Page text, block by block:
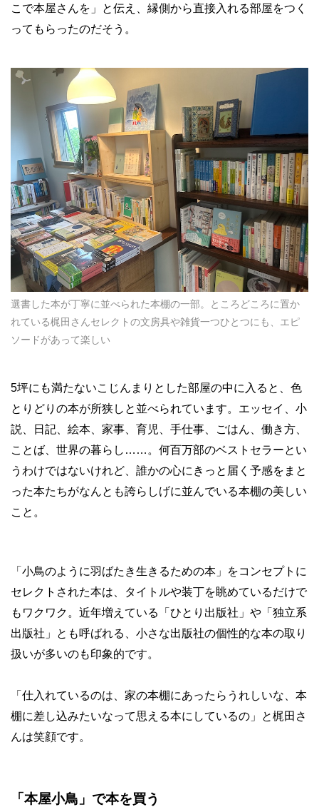
こで本屋さんを」と伝え、縁側から直接入れる部屋をつく
ってもらったのだそう。
選書した本が丁寧に並べられた本棚の一部。ところどころに置か
れている梶田さんセレクトの文房具や雑貨一つひとつにも、エピ
ソードがあって楽しい
5坪にも満たないこじんまりとした部屋の中に入ると、色
とりどりの本が所狭しと並べられています。エッセイ、小
説、日記、絵本、家事、育児、手仕事、ごはん、働き方、
ことば、世界の暮らし……。何百万部のベストセラーとい
うわけではないけれど、誰かの心にきっと届く予感をまと
った本たちがなんとも誇らしげに並んでいる本棚の美しい
こと。
「小鳥のように羽ばたき生きるための本」をコンセプトに
セレクトされた本は、タイトルや装丁を眺めているだけで
もワクワク。近年増えている「ひとり出版社」や「独立系
出版社」とも呼ばれる、小さな出版社の個性的な本の取り
扱いが多いのも印象的です。
「仕入れているのは、家の本棚にあったらうれしいな、本
棚に差し込みたいなって思える本にしているの」と梶田さ
んは笑顔です。
「本屋小鳥」で本を買う